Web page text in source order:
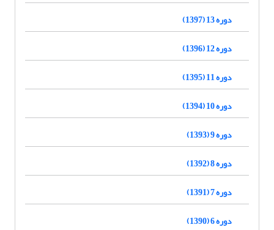
دوره 13 (1397)
دوره 12 (1396)
دوره 11 (1395)
دوره 10 (1394)
دوره 9 (1393)
دوره 8 (1392)
دوره 7 (1391)
دوره 6 (1390)